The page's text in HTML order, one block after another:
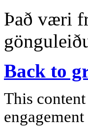
Það væri
Back to
This